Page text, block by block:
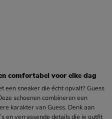
comfortabel voor elke dag
sneaker die écht opvalt? Guess
schoenen combineren een
karakter van Guess. Denk aan
en verrassende details die je outfit